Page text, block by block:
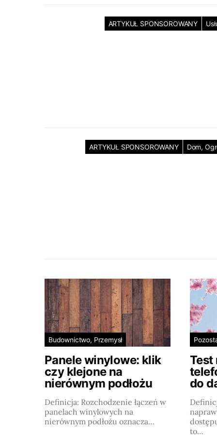
ARTYKUŁ SPONSOROWANY
ARTYKUŁ SPONSOROWANY Dom,
Budownictwo, Przemysł
Panele winylowe: klik
czy klejone na
nierównym podłożu
Definicja: Rozchodzenie łączeń w
panelach winylowych na
nierównym podłożu oznacza…
Test
do
to…